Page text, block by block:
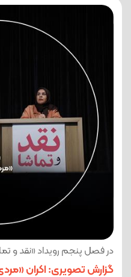
در فصل پنجم رویداد «نقد و
گزارش تصویری: اکران